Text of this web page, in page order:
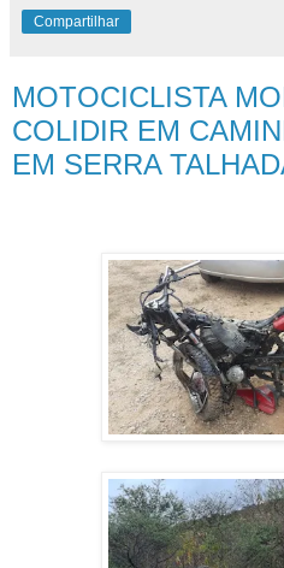
Compartilhar
MOTOCICLISTA
COLIDIR EM
EM SERRA